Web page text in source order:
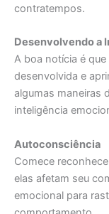
contratempos.
Desenvolvendo a
A boa notícia é
desenvolvida e
algumas maneiras
inteligência
Autoconsciência
Comece
elas afetam seu
emocional para